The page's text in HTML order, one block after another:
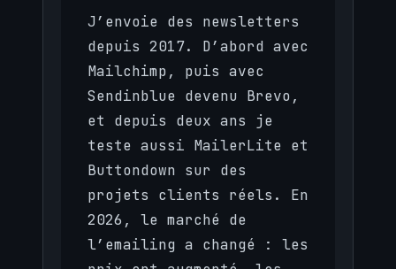
J’envoie des newsletters
depuis 2017. D’abord avec
Mailchimp, puis avec
Sendinblue devenu Brevo,
et depuis deux ans je
teste aussi MailerLite et
Buttondown sur des
projets clients réels. En
2026, le marché de
l’emailing a changé : les